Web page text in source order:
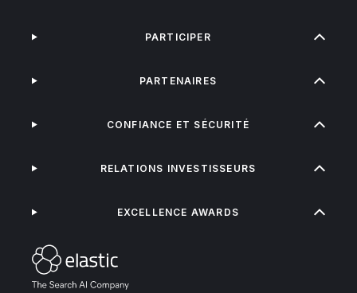
PARTICIPER
PARTENAIRES
CONFIANCE ET SÉCURITÉ
RELATIONS INVESTISSEURS
EXCELLENCE AWARDS